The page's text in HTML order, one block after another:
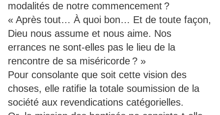
modalités de notre commencement ?
« Après tout… À quoi bon… Et de toute façon,
Dieu nous assume et nous aime. Nos
errances ne sont-elles pas le lieu de la
rencontre de sa miséricorde ? »
Pour consolante que soit cette vision des
choses, elle ratifie la totale soumission de la
société aux revendications catégorielles.